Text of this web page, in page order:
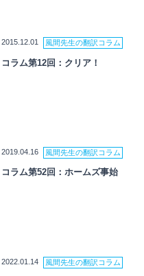
2015.12.01 風間先生の翻訳コラム
コラム第12回：クリア！
2019.04.16 風間先生の翻訳コラム
コラム第52回：ホームズ事始
2022.01.14 風間先生の翻訳コラム